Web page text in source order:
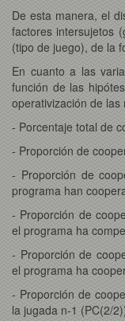
De esta manera, el
factores intersujetos
(tipo de juego), de la
En cuanto a las
función de las
operativización de las
- Porcentaje total de
- Proporción de
- Proporción de
programa han
- Proporción de
el programa ha
- Proporción de
el programa ha
- Proporción de
la jugada n-1 (PC(2/